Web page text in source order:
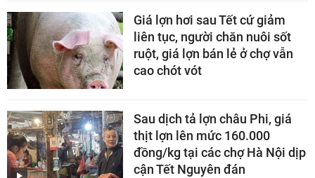
Giá lợn hơi sau Tết cứ giảm
liên tục, người chăn nuôi sốt
ruột, giá lợn bán lẻ ở chợ vẫn
cao chót vót
Sau dịch tả lợn châu Phi, giá
thịt lợn lên mức 160.000
đồng/kg tại các chợ Hà Nội dịp
cận Tết Nguyên đán